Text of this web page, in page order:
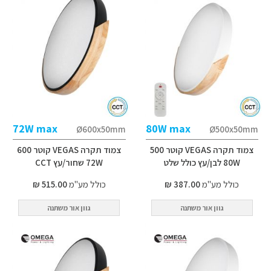
Ø500x50mm
80W max
צמוד תקרה VEGAS קוטר 500
80W לבן/עץ כולל שלט
כולל מע"מ387.00 ₪
גוון אור משתנה
Ø600x50mm
72W max
צמוד תקרה VEGAS קוטר 600
72W שחור/עץ CCT
כולל מע"מ515.00 ₪
גוון אור משתנה